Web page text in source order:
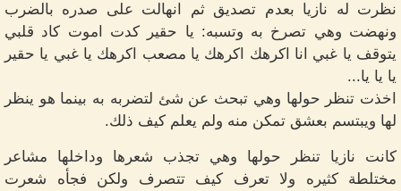
نظرت له نازيا بعدم تصديق ثم انهالت على صدره بالضرب
ونهضت وهي تصرخ به وتسبه: يا حقير كدت اموت كاد قلبي
يتوقف يا غبي انا اكرهك اكرهك يا مصعب اكرهك يا غبي يا حقير
يا يا يا...
اخذت تنظر حولها وهي تبحث عن شئ لتضربه به بينما هو ينظر
لها ويبتسم بعشق تمكن منه ولم يعلم كيف ذلك.
كانت نازيا تنظر حولها وهي تجذب شعرها وداخلها مشاعر
مختلطة كثيره ولا تعرف كيف تتصرف ولكن فجأه شعرت